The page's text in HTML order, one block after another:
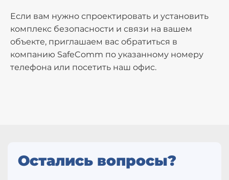
Если вам нужно спроектировать и установить
комплекс безопасности и связи на вашем
объекте, приглашаем вас обратиться в
компанию SafeComm по указанному номеру
телефона или посетить наш офис.
Остались вопросы?